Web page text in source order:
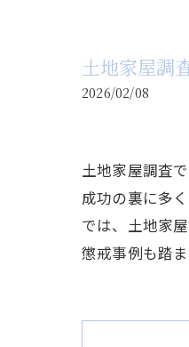
土地家屋調
2026/02/08
土地家屋調査
成功の裏に多
では、土地家
懲戒事例も踏